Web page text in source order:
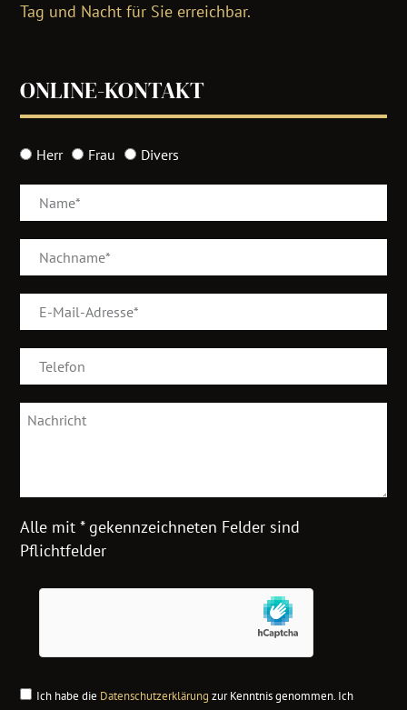
Tag und Nacht für Sie erreichbar.
ONLINE-KONTAKT
Herr Frau Divers
Alle mit * gekennzeichneten Felder sind
Pflichtfelder
Ich habe die Datenschutzerklärung zur Kenntnis genommen. Ich